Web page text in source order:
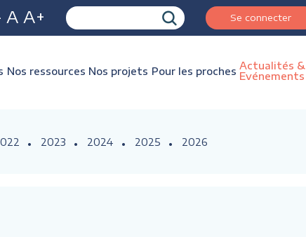
A A+ Se connecter
Nos ressources Nos projets Pour les proches Actualités &
Evénements
2023 2024 2025 2026